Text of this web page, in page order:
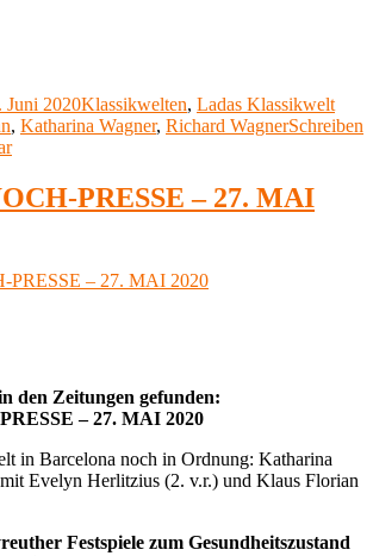
und
kühler
Kopf“
Thielemanns
mit
Juni 2020Kategorien
Klassikwelten, Ladas Klassikwelt
, Katharina Wagner, Richard WagnerSchreiben
zu
Klassikwelt
37:
und
kühler
Klassiker
„Mein
mit
Wagner“
begeistert.de
PRESSE – 27. MAI
den Zeitungen gefunden:
– 27. MAI 2020
in Barcelona noch in Ordnung: Katharina
Evelyn Herlitzius (2. v.r.) und Klaus Florian
Festspiele zum Gesundheitszustand